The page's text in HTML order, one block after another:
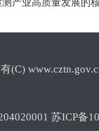
产业高质量发展的
(C)
苏ICP备